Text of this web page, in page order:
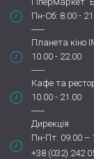
Пн-Сб: 8.00 -
Планета кіно
10.00 - 22.00
Кафе та
10.00 - 21.00
Дирекція
Пн-Пт: 09.00 –
+38 (032) 242